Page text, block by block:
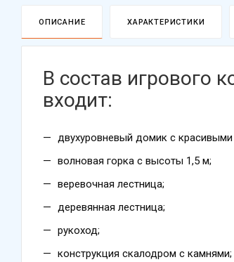
ОПИСАНИЕ ХАРАКТЕРИСТИКИ
В состав игрового
входит:
двухуровневый домик с
волновая горка с высоты 1,5 м;
веревочная лестница;
деревянная лестница;
рукоход;
конструкция скалодром с камнями;